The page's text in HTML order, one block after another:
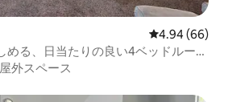
レビュー66件
4.94 (66)
める、日当たりの良い4ベッドルーム
軒家
屋外スペース